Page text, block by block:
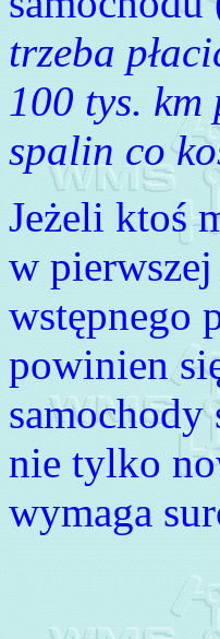
trzeba
100 tys. km
spalin co
Jeżeli ktoś
w
wstępnego
powinien
samochody
nie tylko
wymaga